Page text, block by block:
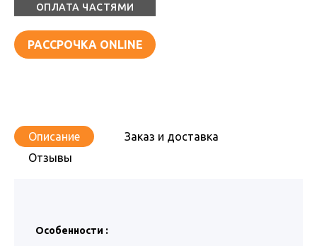
ОПЛАТА ЧАСТЯМИ
РАССРОЧКА ONLINE
Описание
Заказ и доставка
Отзывы
Особенности :